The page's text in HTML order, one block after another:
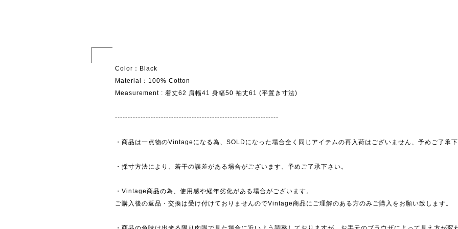
Color：Black
Material：100% Cotton
Measurement : 着丈62 肩幅41 身幅50 袖丈61 (平置き寸法)
----------------------------------------------------------------
・商品は一点物のVintageになる為、SOLDになった場合全く同じアイテムの再入荷はございません、予めご了承下
・採寸方法により、若干の誤差がある場合がございます、予めご了承下さい。
・Vintage商品の為、使用感や経年劣化がある場合がございます。
ご購入後の返品・交換は受け付けておりませんのでVintage商品にご理解のある方のみご購入をお願い致します。